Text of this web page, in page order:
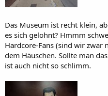
Das Museum ist recht klein,
es sich gelohnt? Hmmm
Hardcore-Fans (sind wir zwar
dem Häuschen. Sollte man
ist auch nicht so schlimm.